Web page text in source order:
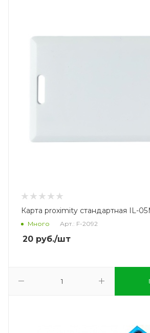
Карта proximity стандартная IL-
Много Арт.: F-2092
20 руб./шт